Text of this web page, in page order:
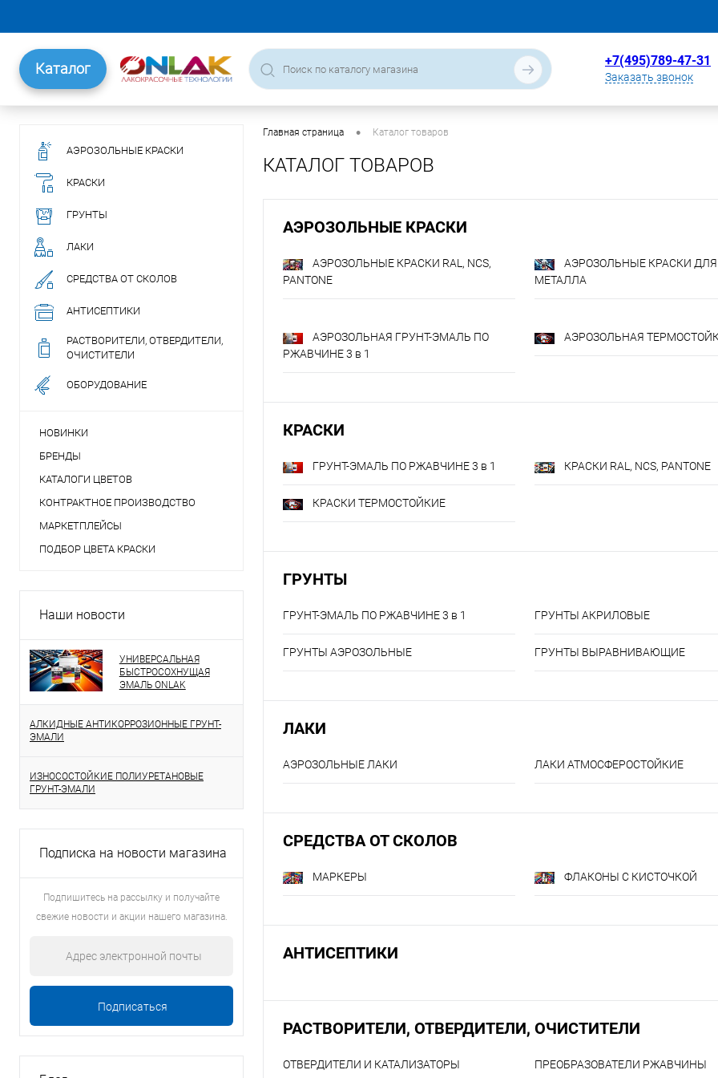
Каталог +7(495)789-47-31
Заказать звонок
АЭРОЗОЛЬНЫЕ КРАСКИ
КРАСКИ
ГРУНТЫ
ЛАКИ
СРЕДСТВА ОТ СКОЛОВ
АНТИСЕПТИКИ
РАСТВОРИТЕЛИ, ОТВЕРДИТЕЛИ,
ОЧИСТИТЕЛИ
ОБОРУДОВАНИЕ
НОВИНКИ
БРЕНДЫ
КАТАЛОГИ ЦВЕТОВ
КОНТРАКТНОЕ ПРОИЗВОДСТВО
МАРКЕТПЛЕЙСЫ
ПОДБОР ЦВЕТА КРАСКИ
Наши новости
УНИВЕРСАЛЬНАЯ
БЫСТРОСОХНУЩАЯ
ЭМАЛЬ ONLAK
АЛКИДНЫЕ АНТИКОРРОЗИОННЫЕ ГРУНТ-
ЭМАЛИ
ИЗНОСОСТОЙКИЕ ПОЛИУРЕТАНОВЫЕ
ГРУНТ-ЭМАЛИ
Подписка на новости магазина
Подпишитесь на рассылку и получайте
свежие новости и акции нашего магазина.
Главная страница • Каталог товаров
КАТАЛОГ ТОВАРОВ
АЭРОЗОЛЬНЫЕ КРАСКИ
АЭРОЗОЛЬНЫЕ КРАСКИ RAL, NCS,
PANTONE
АЭРОЗОЛЬНЫЕ КРАСКИ ДЛЯ
МЕТАЛЛА
АЭРОЗОЛЬНАЯ ГРУНТ-ЭМАЛЬ ПО
РЖАВЧИНЕ 3 в 1
АЭРОЗОЛЬНАЯ
КРАСКИ
ГРУНТ-ЭМАЛЬ ПО РЖАВЧИНЕ 3 в 1 КРАСКИ RAL, NCS, PANTONE
КРАСКИ ТЕРМОСТОЙКИЕ
ГРУНТЫ
ГРУНТ-ЭМАЛЬ ПО РЖАВЧИНЕ 3 в 1 ГРУНТЫ АКРИЛОВЫЕ
ГРУНТЫ АЭРОЗОЛЬНЫЕ ГРУНТЫ ВЫРАВНИВАЮЩИЕ
ЛАКИ
АЭРОЗОЛЬНЫЕ ЛАКИ ЛАКИ АТМОСФЕРОСТОЙКИЕ
СРЕДСТВА ОТ СКОЛОВ
МАРКЕРЫ ФЛАКОНЫ С КИСТОЧКОЙ
АНТИСЕПТИКИ
РАСТВОРИТЕЛИ, ОТВЕРДИТЕЛИ, ОЧИСТИТЕЛИ
ОТВЕРДИТЕЛИ И КАТАЛИЗАТОРЫ ПРЕОБРАЗОВАТЕЛИ РЖАВЧИНЫ